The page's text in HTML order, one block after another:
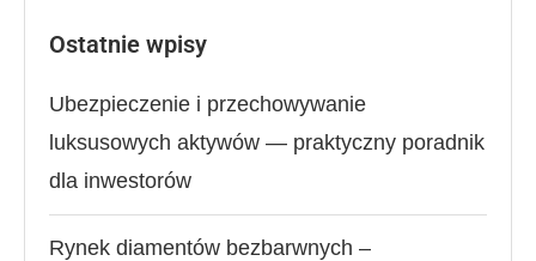
Ostatnie wpisy
Ubezpieczenie i przechowywanie
luksusowych aktywów — praktyczny poradnik
dla inwestorów
Rynek diamentów bezbarwnych –